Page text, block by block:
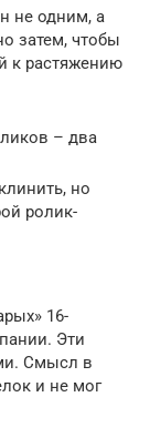
не одним, а
затем, чтобы
к растяжению
– два
но
ролик-
16-
Эти
Смысл в
и не мог